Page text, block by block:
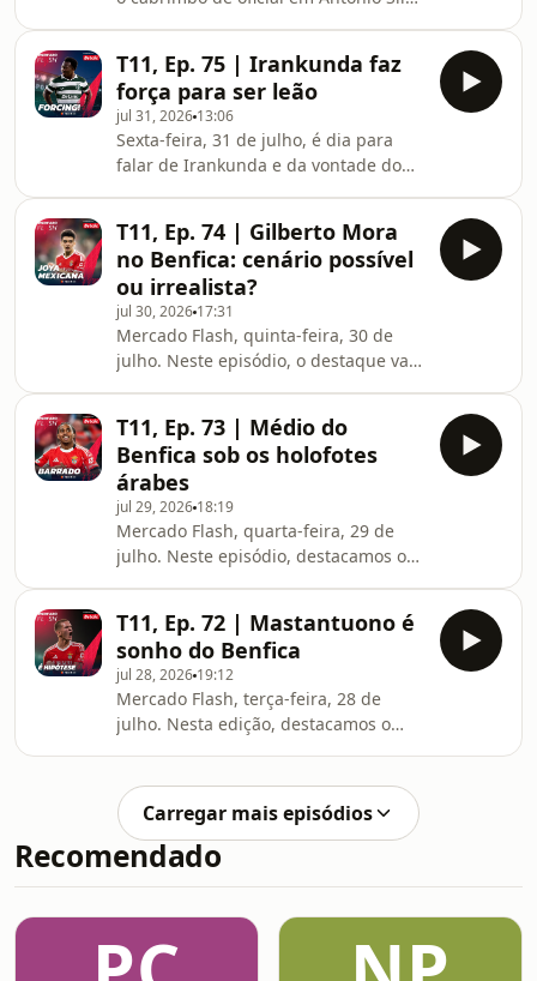
o destaque vai para Salah
T11, Ep. 75 | Irankunda faz
força para ser leão
jul 31, 2026 13:06
Sexta-feira, 31 de julho, é dia para
falar de Irankunda e da vontade do
em Guimarães e Braga. Lá por fora, o
destaque vai para os 90 milhões de
euros que o Arsenal vai pagar por um
reforço
T11, Ep. 74 | Gilberto Mora
no Benfica: cenário possível
ou irrealista?
jul 30, 2026 17:31
Mercado Flash, quinta-feira, 30 de
julho. Neste episódio, o destaque vai
mexicano. As múltiplas
movimentações na Premier League
também foram alvo de análise.
T11, Ep. 73 | Médio do
Benfica sob os holofotes
árabes
jul 29, 2026 18:19
Mercado Flash, quarta-feira, 29 de
julho. Neste episódio, destacamos o
Madrid em garantir Rodri foi um dos
grandes destaques do mercado
internacional.
T11, Ep. 72 | Mastantuono é
sonho do Benfica
jul 28, 2026 19:12
Mercado Flash, terça-feira, 28 de
julho. Nesta edição, destacamos o
um novo central como possível
reforço e Gustavo Sá vai ser vendido
por 20 milhões. No mercado
internacional, Gaitán vai voltar a
Carregar mais episódios
Recomendado